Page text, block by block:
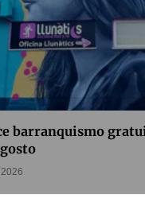
barranquismo